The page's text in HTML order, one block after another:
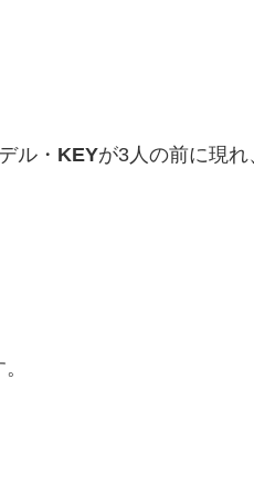
ル・ KEYが3人の前に現